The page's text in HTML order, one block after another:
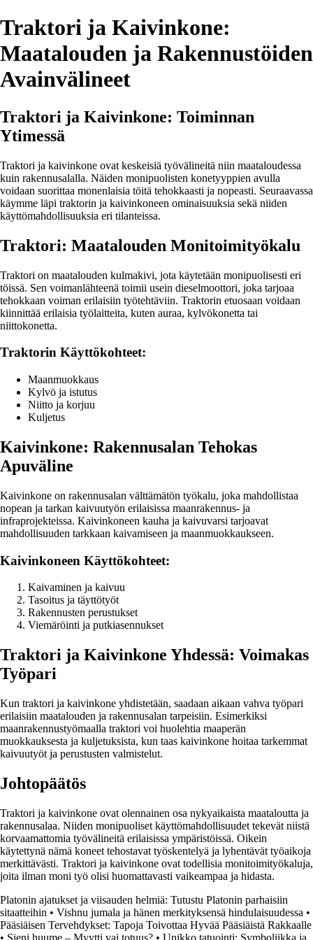
Traktori ja Kaivinkone:
Maatalouden ja Rakennustöiden
Avainvälineet
Traktori ja Kaivinkone: Toiminnan
Ytimessä
Traktori ja kaivinkone ovat keskeisiä työvälineitä niin maataloudessa
kuin rakennusalalla. Näiden monipuolisten konetyyppien avulla
voidaan suorittaa monenlaisia töitä tehokkaasti ja nopeasti. Seuraavassa
käymme läpi traktorin ja kaivinkoneen ominaisuuksia sekä niiden
käyttömahdollisuuksia eri tilanteissa.
Traktori: Maatalouden Monitoimityökalu
Traktori on maatalouden kulmakivi, jota käytetään monipuolisesti eri
töissä. Sen voimanlähteenä toimii usein dieselmoottori, joka tarjoaa
tehokkaan voiman erilaisiin työtehtäviin. Traktorin etuosaan voidaan
kiinnittää erilaisia työlaitteita, kuten auraa, kylvökonetta tai
niittokonetta.
Traktorin Käyttökohteet:
Maanmuokkaus
Kylvö ja istutus
Niitto ja korjuu
Kuljetus
Kaivinkone: Rakennusalan Tehokas
Apuväline
Kaivinkone on rakennusalan välttämätön työkalu, joka mahdollistaa
nopean ja tarkan kaivuutyön erilaisissa maanrakennus- ja
infraprojekteissa. Kaivinkoneen kauha ja kaivuvarsi tarjoavat
mahdollisuuden tarkkaan kaivamiseen ja maanmuokkaukseen.
Kaivinkoneen Käyttökohteet:
Kaivaminen ja kaivuu
Tasoitus ja täyttötyöt
Rakennusten perustukset
Viemäröinti ja putkiasennukset
Traktori ja Kaivinkone Yhdessä: Voimakas
Työpari
Kun traktori ja kaivinkone yhdistetään, saadaan aikaan vahva työpari
erilaisiin maatalouden ja rakennusalan tarpeisiin. Esimerkiksi
maanrakennustyömaalla traktori voi huolehtia maaperän
muokkauksesta ja kuljetuksista, kun taas kaivinkone hoitaa tarkemmat
kaivuutyöt ja perustusten valmistelut.
Johtopäätös
Traktori ja kaivinkone ovat olennainen osa nykyaikaista maataloutta ja
rakennusalaa. Niiden monipuoliset käyttömahdollisuudet tekevät niistä
korvaamattomia työvälineitä erilaisissa ympäristöissä. Oikein
käytettynä nämä koneet tehostavat työskentelyä ja lyhentävät työaikoja
merkittävästi. Traktori ja kaivinkone ovat todellisia monitoimityökaluja,
joita ilman moni työ olisi huomattavasti vaikeampaa ja hidasta.
Platonin ajatukset ja viisauden helmiä: Tutustu Platonin parhaisiin
sitaatteihin • Vishnu jumala ja hänen merkityksensä hindulaisuudessa •
Pääsiäisen Tervehdykset: Tapoja Toivottaa Hyvää Pääsiäistä Rakkaalle
• Sieni huume – Myytti vai totuus? • Unikko tatuointi: Symboliikka ja